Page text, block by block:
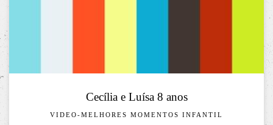
Cecília e Luísa 8 anos
VIDEO-MELHORES MOMENTOS INFANTIL